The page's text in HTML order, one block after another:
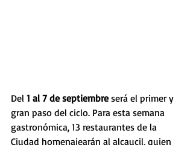
Del 1 al 7 de septiembre será el primer y
gran paso del ciclo. Para esta semana
gastronómica, 13 restaurantes de la
Ciudad homenajearán al alcaucil, quien